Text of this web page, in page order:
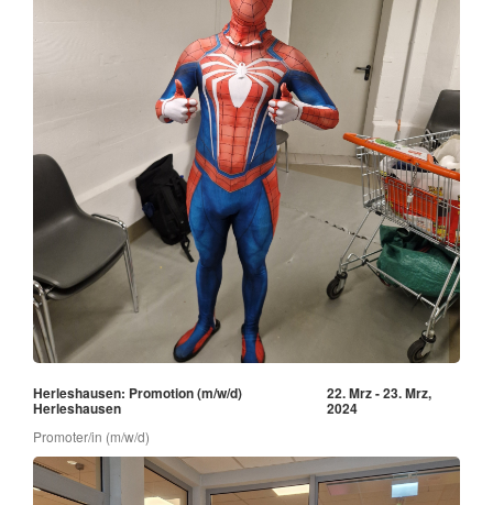
Herleshausen: Promotion (m/w/d)
Herleshausen
22. Mrz - 23. Mrz,
2024
Promoter/in (m/w/d)